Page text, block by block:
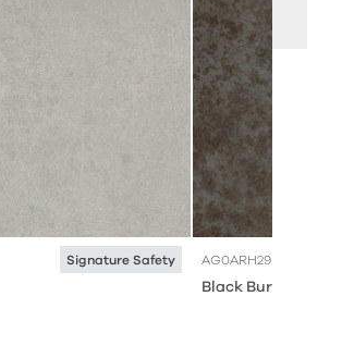
Signature Safety AG0ARH29
Black Burnished